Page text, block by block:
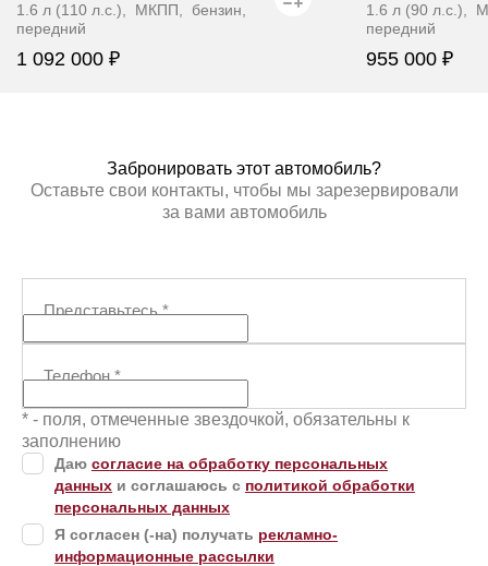
1.6 л (110 л.с.), МКПП, бензин,
передний
1 092 000 ₽
1.6 л (90 л.с.),
передний
955 000 ₽
Забронировать этот автомобиль?
Оставьте свои контакты, чтобы мы зарезервировали
за вами автомобиль
Представьтесь*
Телефон*
* - поля, отмеченные звездочкой, обязательны к
заполнению
Даю согласие на обработку персональных
данных и соглашаюсь с политикой обработки
персональных данных
Я согласен (-на) получать рекламно-
информационные рассылки